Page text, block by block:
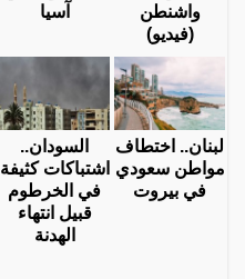
واشنطن
(فيديو)
آسيا
لبنان.. اختطاف
مواطن سعودي
في بيروت
السودان..
اشتباكات كثيفة
في الخرطوم
قبيل انتهاء
الهدنة